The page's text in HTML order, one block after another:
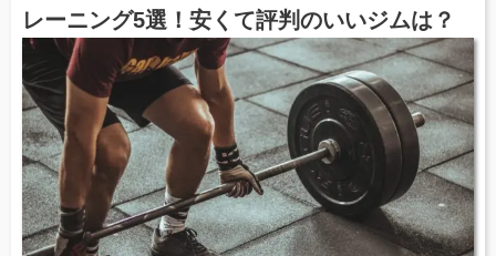
レーニング5選！安くて評判のいいジムは？